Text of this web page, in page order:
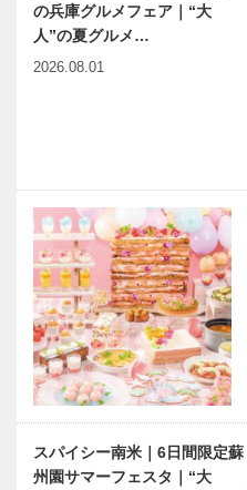
の兵庫グルメフェア｜“大
人”の夏グルメ…
2026.08.01
スパイシー南米｜6日間限定蘇
州園サマーフェスタ｜“大